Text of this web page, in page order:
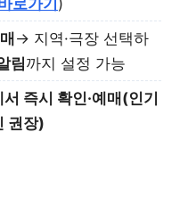
→ 지역·극장 선택하
림까지 설정 가능
즉시 확인·예매(인기
권장)